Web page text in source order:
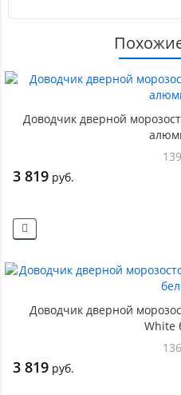
Доводчик дверной
3 819 руб.
Доводчик дверной
White
3 819 руб.